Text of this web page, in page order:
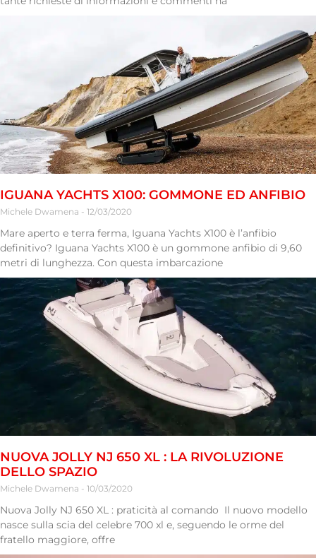
IGUANA YACHTS X100: GOMMONE ED ANFIBIO
Michele Dwamena 12/03/2020
Mare aperto e terra ferma, Iguana Yachts X100 è l’anfibio
definitivo? Iguana Yachts X100 è un gommone anfibio di 9,60
metri di lunghezza. Con questa imbarcazione
NUOVA JOLLY NJ 650 XL : LA RIVOLUZIONE
DELLO SPAZIO
Michele Dwamena 10/03/2020
Nuova Jolly NJ 650 XL : praticità al comando Il nuovo modello
nasce sulla scia del celebre 700 xl e, seguendo le orme del
fratello maggiore, offre